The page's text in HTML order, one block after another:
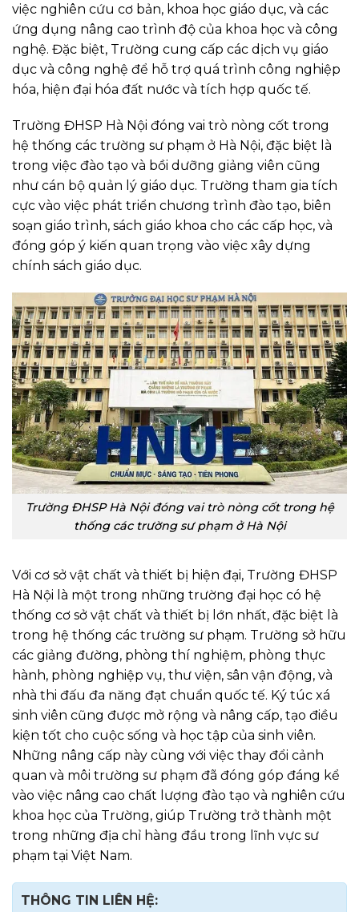
việc nghiên cứu cơ bản, khoa học giáo dục, và các
ứng dụng nâng cao trình độ của khoa học và công
nghệ. Đặc biệt, Trường cung cấp các dịch vụ giáo
dục và công nghệ để hỗ trợ quá trình công nghiệp
hóa, hiện đại hóa đất nước và tích hợp quốc tế.
Trường ĐHSP Hà Nội đóng vai trò nòng cốt trong
hệ thống các trường sư phạm ở Hà Nội, đặc biệt là
trong việc đào tạo và bồi dưỡng giảng viên cũng
như cán bộ quản lý giáo dục. Trường tham gia tích
cực vào việc phát triển chương trình đào tạo, biên
soạn giáo trình, sách giáo khoa cho các cấp học, và
đóng góp ý kiến quan trọng vào việc xây dựng
chính sách giáo dục.
Trường ĐHSP Hà Nội đóng vai trò nòng cốt trong hệ
thống các trường sư phạm ở Hà Nội
Với cơ sở vật chất và thiết bị hiện đại, Trường ĐHSP
Hà Nội là một trong những trường đại học có hệ
thống cơ sở vật chất và thiết bị lớn nhất, đặc biệt là
trong hệ thống các trường sư phạm. Trường sở hữu
các giảng đường, phòng thí nghiệm, phòng thực
hành, phòng nghiệp vụ, thư viện, sân vận động, và
nhà thi đấu đa năng đạt chuẩn quốc tế. Ký túc xá
sinh viên cũng được mở rộng và nâng cấp, tạo điều
kiện tốt cho cuộc sống và học tập của sinh viên.
Những nâng cấp này cùng với việc thay đổi cảnh
quan và môi trường sư phạm đã đóng góp đáng kể
vào việc nâng cao chất lượng đào tạo và nghiên cứu
khoa học của Trường, giúp Trường trở thành một
trong những địa chỉ hàng đầu trong lĩnh vực sư
phạm tại Việt Nam.
THÔNG TIN LIÊN HỆ: